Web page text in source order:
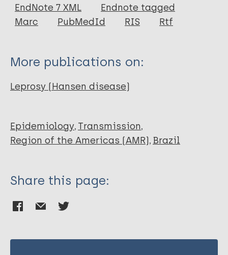
Author
Soares MJGO
Silva LHD
Moraes RMD
EndNote 7 XML
Endnote tagged
Marc
PubMedId RIS Rtf
More publications on:
Leprosy (Hansen disease)
Epidemiology Transmission
Region of the Americas (AMR) Brazil
Share this page: